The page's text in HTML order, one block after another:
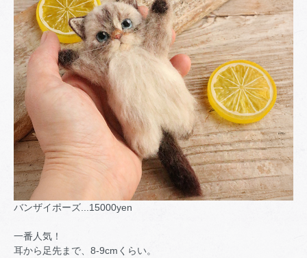
バンザイポーズ...15000yen
一番人気！
耳から足先まで、8-9cmくらい。